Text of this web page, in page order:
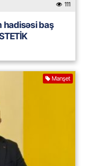
111
hadisəsi baş
Manşet